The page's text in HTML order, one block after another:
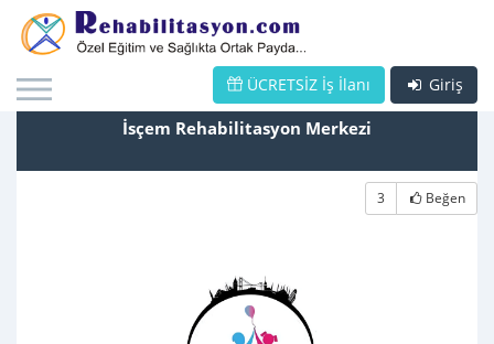
Giriş
ÜCRETSİZ İş İlanı
İsçem Rehabilitasyon Merkezi
3 Beğen